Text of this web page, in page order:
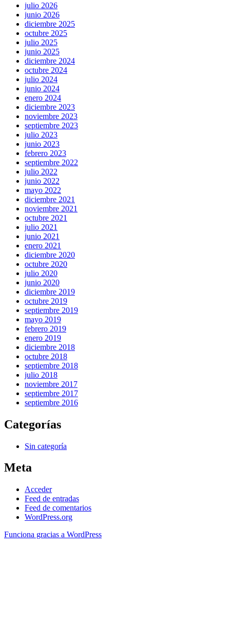
julio 2026
junio 2026
diciembre 2025
octubre 2025
julio 2025
junio 2025
diciembre 2024
octubre 2024
julio 2024
junio 2024
enero 2024
diciembre 2023
noviembre 2023
septiembre 2023
julio 2023
junio 2023
febrero 2023
septiembre 2022
julio 2022
junio 2022
mayo 2022
diciembre 2021
noviembre 2021
octubre 2021
julio 2021
junio 2021
enero 2021
diciembre 2020
octubre 2020
julio 2020
junio 2020
diciembre 2019
octubre 2019
septiembre 2019
mayo 2019
febrero 2019
enero 2019
diciembre 2018
octubre 2018
septiembre 2018
julio 2018
noviembre 2017
septiembre 2017
septiembre 2016
Categorías
Sin categoría
Meta
Acceder
Feed de entradas
Feed de comentarios
WordPress.org
Funciona gracias a WordPress